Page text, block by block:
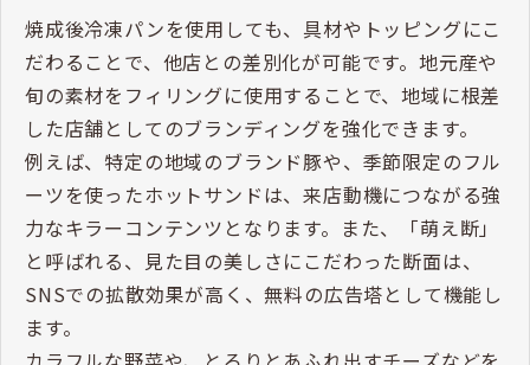
ーになります。高級なチーズやブランド肉、地元産の
季節野菜など、原価が高めの具材を使用しても、パン
の仕入れ・製造コストを抑えられるため、利益を維持
しやすいといえるでしょう。
差別化＆ブランディング（地元産素材
／季節感／SNS映え）
焼成後冷凍パンを使用しても、具材やトッピングにこ
だわることで、他店との差別化が可能です。地元産や